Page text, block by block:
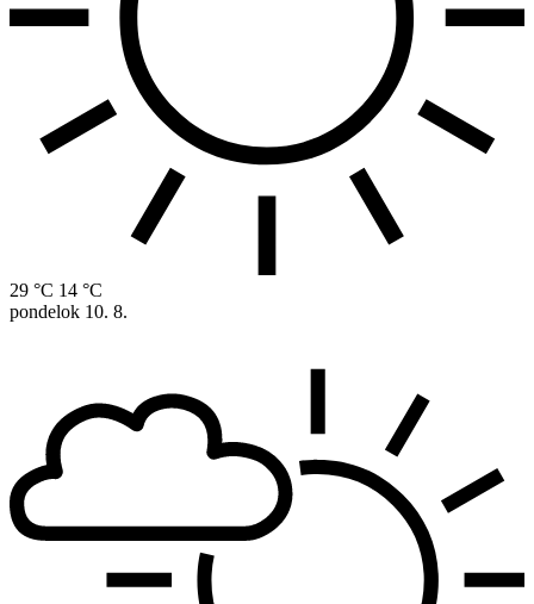
29 °C 14 °C
pondelok 10. 8.